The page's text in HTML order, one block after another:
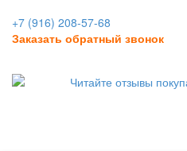
+7 (916) 208-57-68
Заказать обратный звонок